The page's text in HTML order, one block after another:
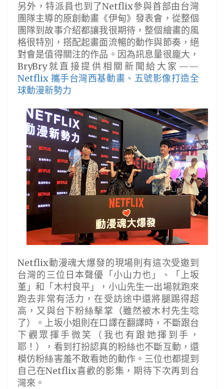
另外，特派員也到了Netflix參與首部由台灣
團隊主導的原創動畫《伊甸》發表會，從整個
團隊到故事介紹都讓我很期待，整個繪畫的風
格很特別，搭配起畫面流暢的動作與節奏，絕
對會是值得關注的作品。因為訊息量很龐大，
BryBry就直接提供相關新聞給大家——
Netflix 攜手台灣西基動畫、五號影像打造全
球動漫新勢力
Netflix動漫魂大爆發的現場則有這次受邀到
台灣的三位日本聲優「小山力也」、「上坂
堇」和「木村良平」，小山先生一出場就跑來
跑去非常有活力，在受訪途中還將腿踢得超
高，又與台下粉絲擊掌（雖然被木村先生唸
了）。上坂小姐則在口譯在翻譯時，不斷跟台
下觀眾揮手微笑（我也有跟她揮到手，
耶！），看到打扮認真的粉絲也不斷互動，還
模仿粉絲害羞不敢看她的動作。三位也都提到
自己在Netflix喜歡的影集，期待下次再到台
灣來。